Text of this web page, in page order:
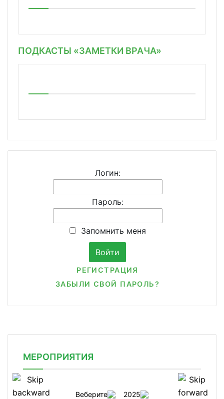
ПОДКАСТЫ «ЗАМЕТКИ ВРАЧА»
Логин:
Пароль:
Запомнить меня
РЕГИСТРАЦИЯ
ЗАБЫЛИ СВОЙ ПАРОЛЬ?
МЕРОПРИЯТИЯ
Веберите 2025